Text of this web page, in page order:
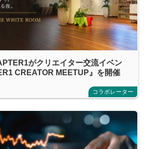
がクリエイター交流イベン
CREATOR MEETUP』を開催
コラボレーター